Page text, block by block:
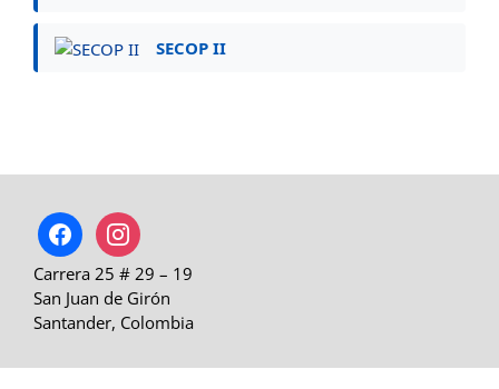
SECOP II
facebookinstagram
Carrera 25 # 29 – 19
San Juan de Girón
Santander, Colombia